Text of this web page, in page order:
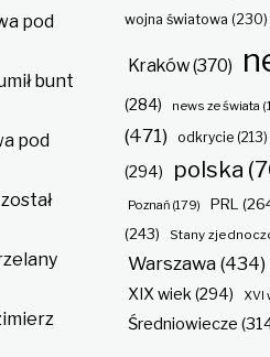
pod
bunt
pod
wojna światowa (230)
Kraków(370)
(284) news ze świata
(471)
odkrycie(213)
(294)
polska
Poznań(179) PRL
(243)
Stany
Warszawa(434)
XIX wiek (294) XVI
Średniowiecze